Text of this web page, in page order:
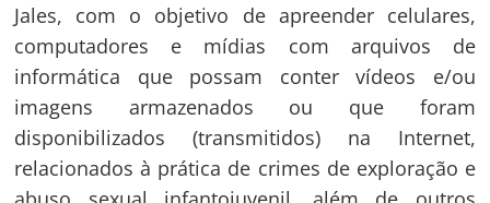
Jales, com o objetivo de apreender celulares,
computadores e mídias com arquivos de
informática que possam conter vídeos e/ou
imagens armazenados ou que foram
disponibilizados (transmitidos) na Internet,
relacionados à prática de crimes de exploração e